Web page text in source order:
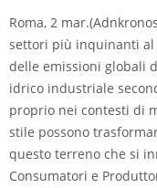
Roma, 2
settori più inquinanti al
delle emissioni globali
idrico industriale
proprio nei contesti di
stile possono
questo terreno che si
Consumatori e